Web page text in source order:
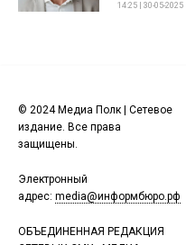
14:25 | 30-05-2025
© 2024 Медиа Полк | Сетевое
издание. Все права
защищены.
Электронный
адрес: media@информбюро.рф
ОБЪЕДИНЕННАЯ РЕДАКЦИЯ